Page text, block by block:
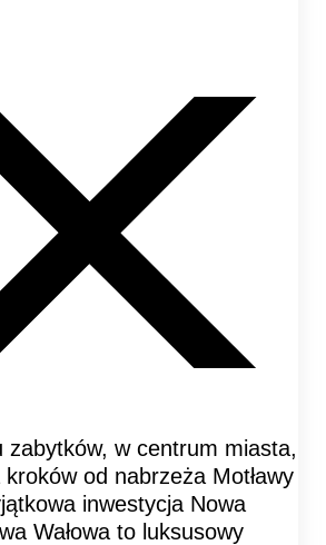
zabytków, w centrum miasta,
od nabrzeża Motławy
inwestycja Nowa
Wałowa to luksusowy